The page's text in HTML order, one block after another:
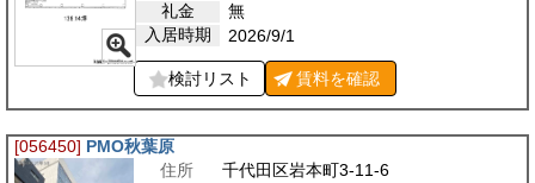
礼金
無
入居時期
2026/9/1
検討リスト 賃料を確認
[056450] PMO秋葉原
住所
千代田区岩本町3-11-6